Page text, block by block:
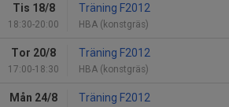
Tis 18/8
18:30-20:00
Träning F2012
HBA (konstgräs)
Tor 20/8
17:00-18:30
Träning F2012
HBA (konstgräs)
Mån 24/8 Träning F2012